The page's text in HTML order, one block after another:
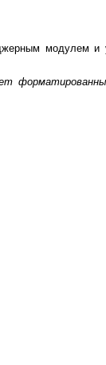
модулем и